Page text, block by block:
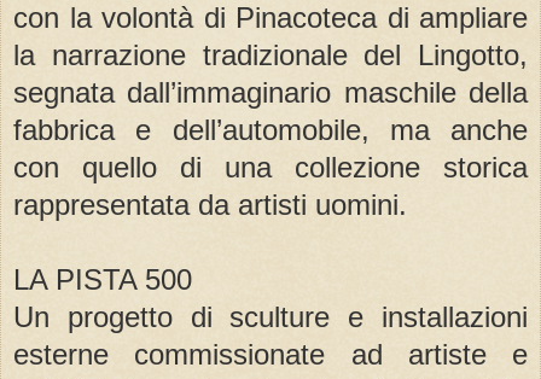
con la volontà di Pinacoteca di ampliare
la narrazione tradizionale del Lingotto,
segnata dall’immaginario maschile della
fabbrica e dell’automobile, ma anche
con quello di una collezione storica
rappresentata da artisti uomini.
LA PISTA 500
Un progetto di sculture e installazioni
esterne commissionate ad artiste e